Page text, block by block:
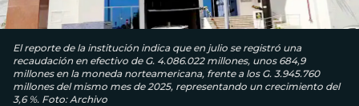
El reporte de la institución indica que en julio se registró una
recaudación en efectivo de G. 4.086.022 millones, unos 684,9
millones en la moneda norteamericana, frente a los G. 3.945.760
millones del mismo mes de 2025, representando un crecimiento del
3,6 %. Foto: Archivo